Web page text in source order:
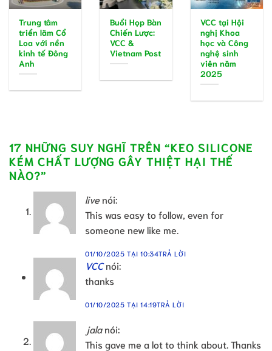
Trung tâm
triển lãm Cổ
Loa với nền
kinh tế Đông
Anh
Buổi Họp Bàn
Chiến Lược:
VCC &
Vietnam Post
VCC tại Hội
nghị Khoa
học và Công
nghệ sinh
viên năm
2025
17 NHỮNG SUY NGHĨ TRÊN “KEO SILICONE
KÉM CHẤT LƯỢNG GÂY THIỆT HẠI THẾ
NÀO?”
live nói:
This was easy to follow, even for
someone new like me.
01/10/2025 TẠI 10:34TRẢ LỜI
VCC nói:
thanks
01/10/2025 TẠI 14:19TRẢ LỜI
jala nói:
This gave me a lot to think about. Thanks